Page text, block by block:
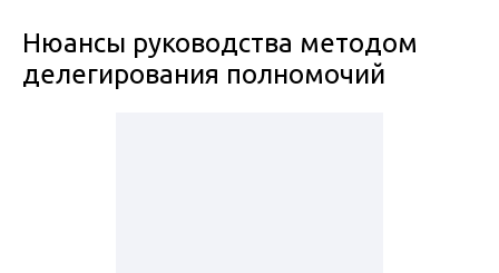
Нюансы руководства методом
делегирования полномочий